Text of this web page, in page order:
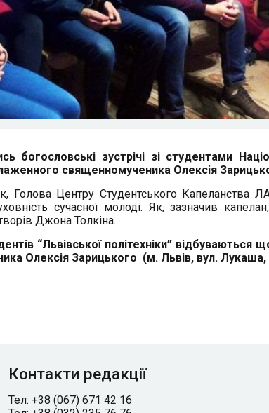
богословські зустрічі зі студентами
священномученика Олексія
Голова Центру Студентського Капеланства
сучасної молоді. Як, зазначив
Джона Толкіна.
“Львівської політехніки” відбуваються
Олексія Зарицького (м. Львів, вул. Лукаша,
Контакти редакції
Тел: +38 (067) 671 42 16